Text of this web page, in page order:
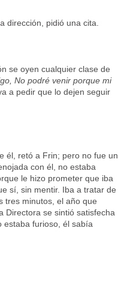
dirección, pidió una cita.
se oyen cualquier clase de
No podré venir porque mi
a pedir que lo dejen seguir
él, retó a Frin; pero no fue un
con él, no estaba
le hizo prometer que iba
sí, sin mentir. Iba a tratar de
tres minutos, el año que
Directora se sintió satisfecha
estaba furioso, él sabía